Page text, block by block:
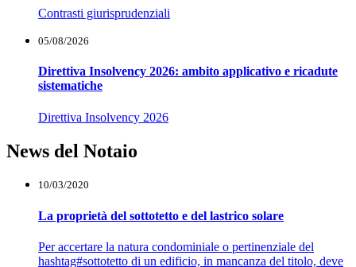
Contrasti giurisprudenziali
05/08/2026
Direttiva Insolvency 2026: ambito applicativo e ricadute
sistematiche
Direttiva Insolvency 2026
News del Notaio
10/03/2020
La proprietà del sottotetto e del lastrico solare
Per accertare la natura condominiale o pertinenziale del
hashtag#sottotetto di un edificio, in mancanza del titolo, deve